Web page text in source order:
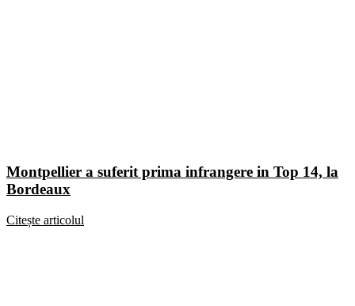
Montpellier a suferit prima infrangere in Top 14, la
Bordeaux
Citește articolul